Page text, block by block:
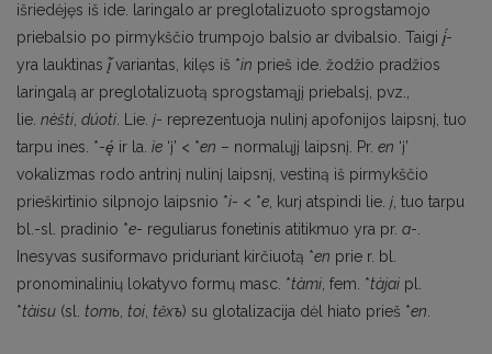
išriedėjęs iš ide. laringalo ar preglotalizuoto sprogstamojo
priebalsio po pirmykščio trumpojo balsio ar dvibalsio. Taigi į́-
yra lauktinas į̃variantas, kilęs iš *in prieš ide. žodžio pradžios
laringalą ar preglotalizuotą sprogstamąjį priebalsį, pvz.,
lie. nèšti, dúoti. Lie. į- reprezentuoja nulinį apofonijos laipsnį, tuo
tarpu ines. *-ę́ ir la. ìe ‘į’ < *en – normalųjį laipsnį. Pr. en ‘į’
vokalizmas rodo antrinį nulinį laipsnį, vestiną iš pirmykščio
prieškirtinio silpnojo laipsnio *i- < *e, kurį atspindi lie. į, tuo tarpu
bl.-sl. pradinio *e- reguliarus fonetinis atitikmuo yra pr. a-.
Inesyvas susiformavo priduriant kirčiuotą *en prie r. bl.
pronominalinių lokatyvo formų masc. *tàmi, fem. *tàjai pl.
*tàisu (sl. tomь, toi, těxъ) su glotalizacija dėl hiato prieš *en.